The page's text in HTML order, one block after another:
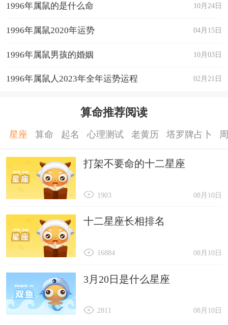
的学习和思考能力也非常有利。
3、酉时(下午5点到7点)
合出生的时辰。在龙年中，酉时出生的宝宝将具有
非常强大的人际关系和交际能力。此外，酉时出生
属龙的和什么属相最配、相克
属龙的和属鼠、猴、鸡人最配
属龙遇属鼠;两者相合，双方幼时家境殷实，
谈吐不凡，合则三观相符，气运相融，夫妻美满。
脱，两者生活激情不断，乐趣无限。属龙遇属鸡：
两者相配事业兴隆，行为处事相得益彰，夫妻之间
幸福美满，生活中富有激情。
与属龙的人相克的属相为狗、牛、龙、兔
属龙遇属狗：敌对，有强烈的冲突，互不信任
理解，不能解决分岐，能为共同的目标合作。属龙
年运势完整版 10月24日
1996年属鼠的是什么命
04月15日
1996年属鼠2020年运势
10月03日
1996年属鼠男孩的婚姻
02月21日
1996年属鼠人2023年全年运势运程
算命推荐阅读
星座 算命 起名 心理测试 老黄历 塔罗牌占卜
打架不要命的十二星座
08月10日
1903
十二星座长相排名
08月10日
16884
3月20日是什么星座
08月10日
2811